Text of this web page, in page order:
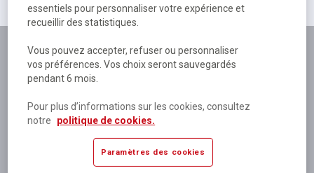
Retour Retour à l'accueil
Plus de 180 personnes
à votre écoute
Plus de 80 000 références
disponibles
Expédition le jour même
si validation avant 12h
satisfaction totale
essentiels pour personnaliser votre expérience et
recueillir des statistiques.
Vous pouvez accepter, refuser ou personnaliser
vos préférences. Vos choix seront sauvegardés
pendant 6 mois.
Pour plus d’informations sur les cookies, consultez
notre
politique de cookies.
Paramètres des cookies